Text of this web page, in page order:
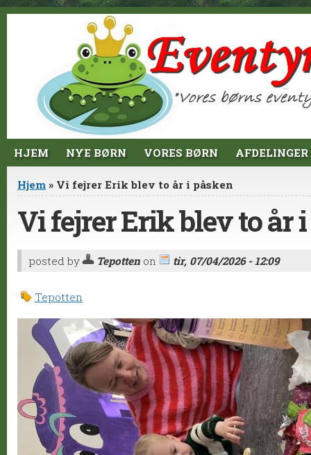
Jump to Content
HJEM NYE BØRN VORES BØRN AFDELINGER
Du er her
Hjem » Vi fejrer Erik blev to år i påsken
Vi fejrer Erik blev to år
posted by Tepotten on tir, 07/04/2026 - 12:09
Tepotten